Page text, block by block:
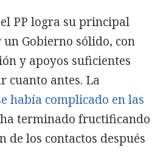
PP logra su principal
Gobierno sólido, con
y apoyos suficientes
cuanto antes. La
había complicado en las
terminado fructificando
de los contactos después